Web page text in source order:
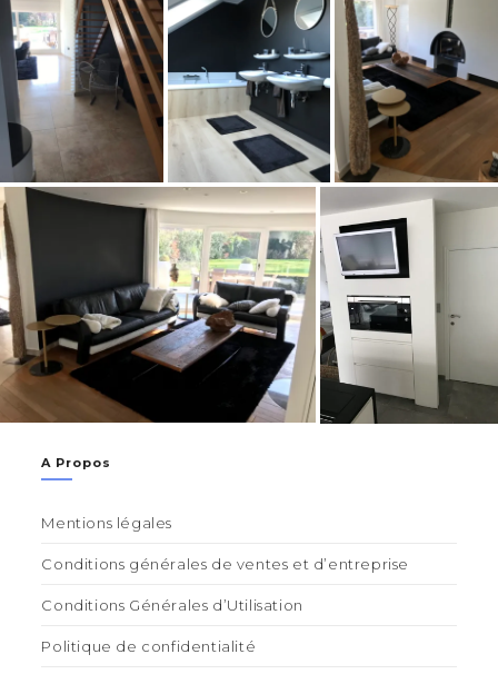
A Propos
Mentions légales
Conditions générales de ventes et d’entreprise
Conditions Générales d’Utilisation
Politique de confidentialité